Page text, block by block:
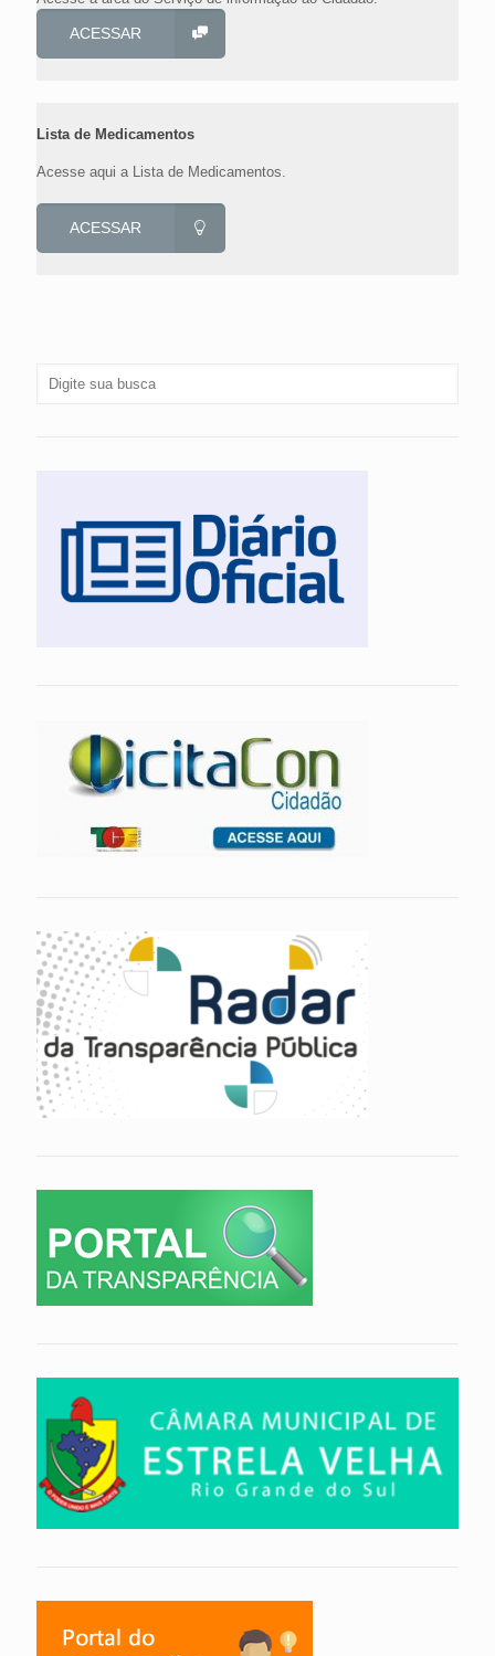
ACESSAR
Lista de Medicamentos
Acesse aqui a Lista de Medicamentos.
ACESSAR